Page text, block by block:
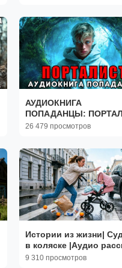
АУДИОКНИГА
ПОПАДАНЦЫ:
26 479 просмотров
Истории из жизни|
в коляске |Аудио
Жизненные истории
9 310 просмотров